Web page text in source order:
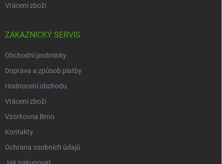
Vrácení zboží
ZÁKAZNICKÝ SERVIS
Obchodní podmínky
Doprava a způsob platby
Hodnocení obchodu
Vrácení zboží
Vzorkovna Brno
Kontakty
Ochrana osobních údajů